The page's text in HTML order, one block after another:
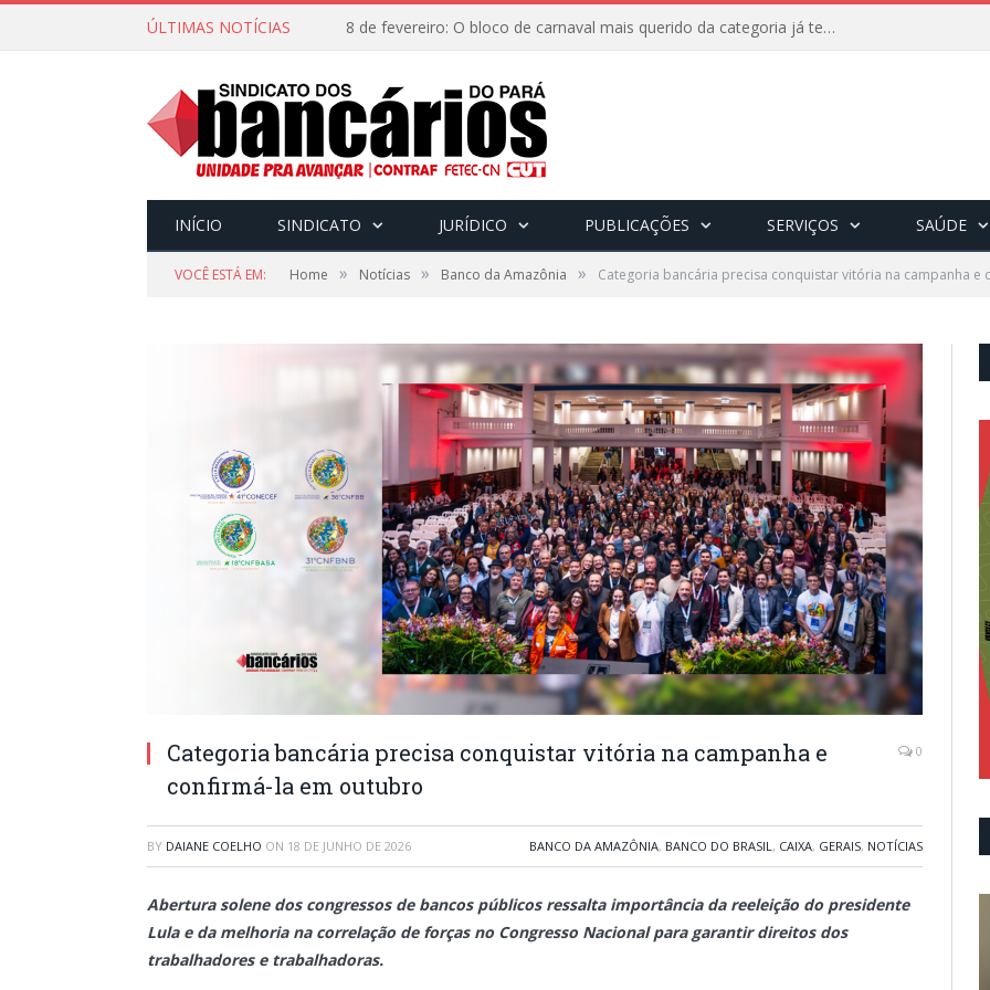
ÚLTIMAS NOTÍCIAS 8 de fevereiro: O bloco de carnaval mais querido da categoria já tem data. Vem pro CarnaBancários 2025!
INÍCIO SINDICATO JURÍDICO PUBLICAÇÕES SERVIÇOS SAÚDE
VOCÊ ESTÁ EM: Home » Notícias » Banco da Amazônia » Categoria bancária precisa conquistar vitória na campanha
Categoria bancária precisa conquistar vitória na campanha e
confirmá-la em outubro
0
BY DAIANE COELHO ON 18 DE JUNHO DE 2026 BANCO DA AMAZÔNIA, BANCO DO BRASIL, CAIXA, GERAIS, NOTÍCIAS
Abertura solene dos congressos de bancos públicos ressalta importância da reeleição do presidente
Lula e da melhoria na correlação de forças no Congresso Nacional para garantir direitos dos
trabalhadores e trabalhadoras.